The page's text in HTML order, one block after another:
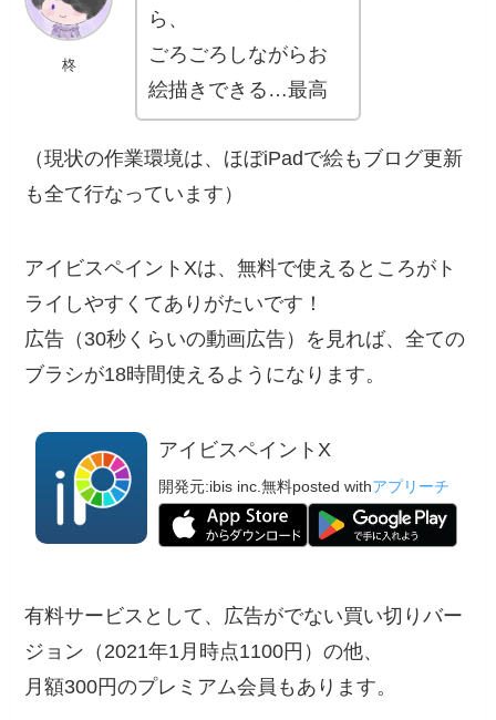
柊
ら、
ごろごろしながらお
絵描きできる…最高
（現状の作業環境は、ほぼiPadで絵もブログ更新
も全て行なっています）
アイビスペイントXは、無料で使えるところがト
ライしやすくてありがたいです！
広告（30秒くらいの動画広告）を見れば、全ての
ブラシが18時間使えるようになります。
アイビスペイントX
開発元:ibis inc.無料posted withアプリーチ
有料サービスとして、広告がでない買い切りバー
ジョン（2021年1月時点1100円）の他、
月額300円のプレミアム会員もあります。